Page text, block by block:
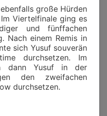
große Hürden
Viertelfinale ging es
und fünffachen
Nach einem Remis in
sich Yusuf souverän
durchsetzen. Im
dann Yusuf in der
den zweifachen
durchsetzen.